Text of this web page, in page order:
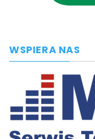
WSPIERA NAS